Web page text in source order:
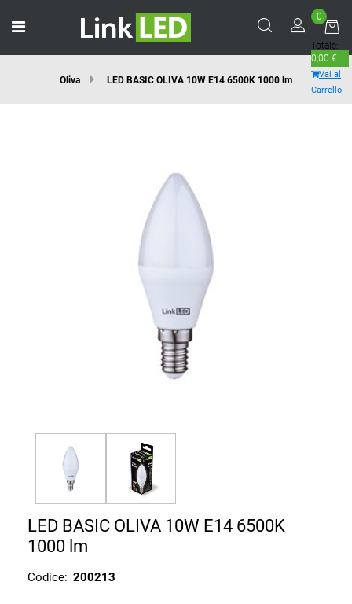
0
Totale:
0,00 €
Vai al
Carrello
Oliva LED BASIC OLIVA 10W E14 6500K 1000 lm
LED BASIC OLIVA 10W E14 6500K
1000 lm
Codice: 200213